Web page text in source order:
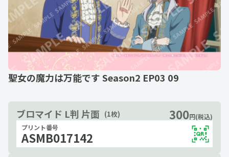
聖女の魔力は万能です Season2 EP03 09
ブロマイド L判 片面 (1枚) 300円(税込)
プリント番号
ASMB017142